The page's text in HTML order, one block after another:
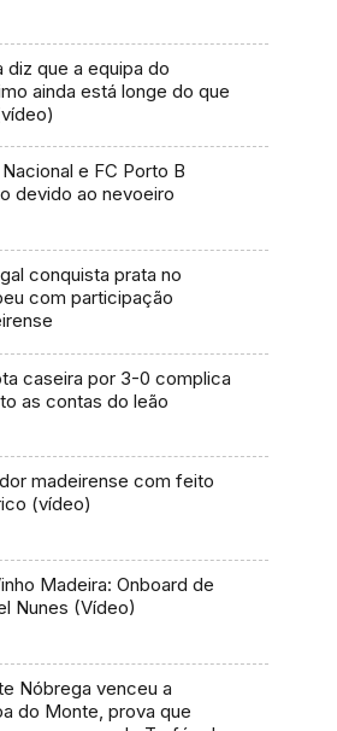
diz que a equipa do
ainda está longe do que
e FC Porto B
devido ao nevoeiro
conquista prata no
com participação
caseira por 3-0 complica
as contas do leão
madeirense com feito
(vídeo)
Madeira: Onboard de
Nunes (Vídeo)
Nóbrega venceu a
do Monte, prova que